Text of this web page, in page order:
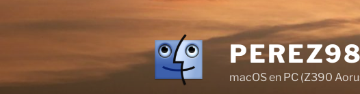
macOS en PC (Z390